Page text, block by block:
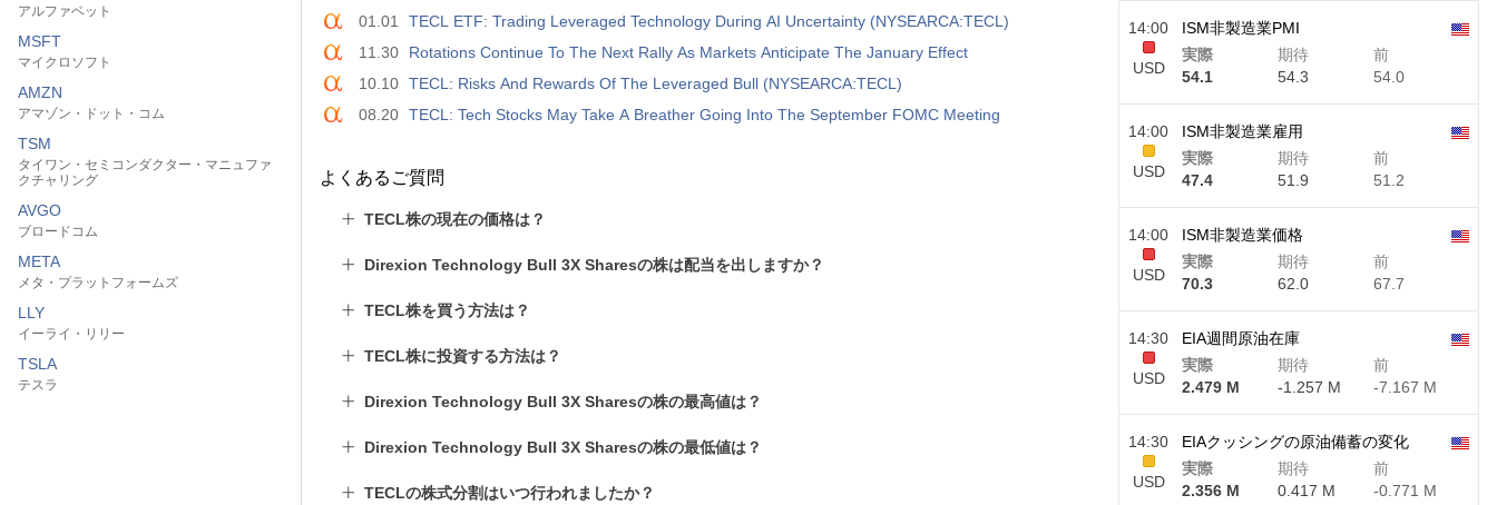
アルファベット
MSFT
マイクロソフト
AMZN
アマゾン・ドット・コム
TSM
タイワン・セミコンダクター・マニュファ
クチャリング
AVGO
ブロードコム
META
メタ・プラットフォームズ
LLY
イーライ・リリー
TSLA
テスラ
01.01
TECL ETF: Trading Leveraged Technology During AI Uncertainty (NYSEARCA:TECL)
11.30
Rotations Continue To The Next Rally As Markets Anticipate The January Effect
10.10 TECL: Risks And Rewards Of The Leveraged Bull (NYSEARCA:TECL)
08.20 TECL: Tech Stocks May Take A Breather Going Into The September FOMC Meeting
よくあるご質問
TECL株の現在の価格は？
Direxion Technology Bull 3X Sharesの株は配当を出しますか？
TECL株を買う方法は？
TECL株に投資する方法は？
Direxion Technology Bull 3X Sharesの株の最高値は？
Direxion Technology Bull 3X Sharesの株の最低値は？
TECLの株式分割はいつ行われましたか？
14:00
USD
ISM非製造業PMI
実際
54.1
期待
54.3
前
54.0
14:00
USD
ISM非製造業雇用
実際
47.4
期待
51.9
前
51.2
14:00
USD
ISM非製造業価格
実際
70.3
期待
62.0
前
67.7
14:30
USD
EIA週間原油在庫
実際
2.479 M
期待
-1.257 M
前
-7.167 M
14:30
USD
EIAクッシングの原油備蓄の変化
実際
2.356 M
期待
0.417 M
前
-0.771 M